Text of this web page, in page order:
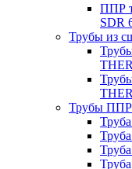
ППР
SDR
Трубы из
Трубы ППР